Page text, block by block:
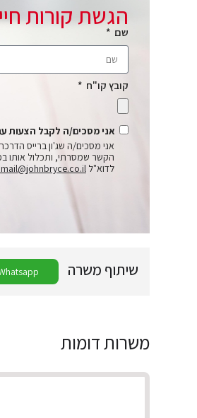
הגשת קורות
שם
קובץ קו"ח
אני מסכים/ה לקבל הצעות
אני מסכים/ה שג'ון ברייס
הקשר שמסרתי, ותכלול אותו
לדוא"ל
שיתוף משרה
משרות דומות